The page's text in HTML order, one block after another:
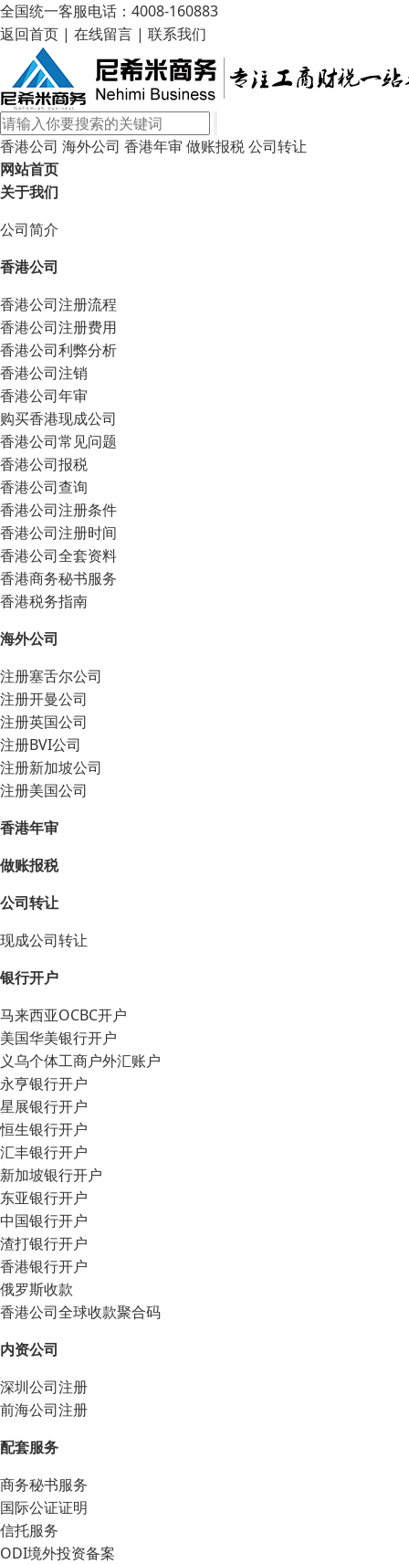
全国统一客服电话：4008-160883
返回首页 | 在线留言 | 联系我们
香港公司 海外公司 香港年审 做账报税公司转让
网站首页
关于我们
公司简介
香港公司
香港公司注册流程
香港公司注册费用
香港公司利弊分析
香港公司注销
香港公司年审
购买香港现成公司
香港公司常见问题
香港公司报税
香港公司查询
香港公司注册条件
香港公司注册时间
香港公司全套资料
香港商务秘书服务
香港税务指南
海外公司
注册塞舌尔公司
注册开曼公司
注册英国公司
注册BVI公司
注册新加坡公司
注册美国公司
香港年审
做账报税
公司转让
现成公司转让
银行开户
马来西亚OCBC开户
美国华美银行开户
义乌个体工商户外汇账户
永亨银行开户
星展银行开户
恒生银行开户
汇丰银行开户
新加坡银行开户
东亚银行开户
中国银行开户
渣打银行开户
香港银行开户
俄罗斯收款
香港公司全球收款聚合码
内资公司
深圳公司注册
前海公司注册
配套服务
商务秘书服务
国际公证证明
信托服务
ODI境外投资备案